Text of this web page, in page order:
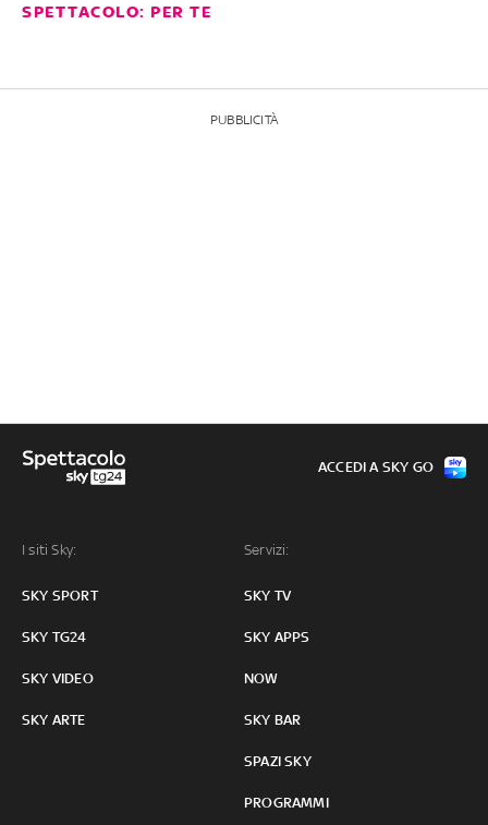
SPETTACOLO: PER TE
PUBBLICITÀ
I siti Sky:
SKY SPORT
SKY TG24
SKY VIDEO
SKY ARTE
Servizi:
SKY TV
SKY APPS
NOW
SKY BAR
SPAZI SKY
PROGRAMMI
ACCEDI A SKY GO